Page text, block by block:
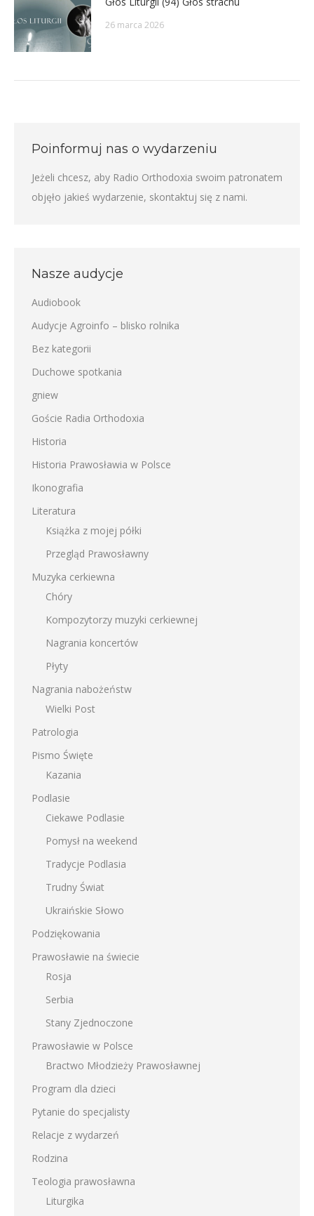
26 marca 2026
Poinformuj nas o wydarzeniu
Jeżeli chcesz, aby Radio Orthodoxia swoim patronatem
objęło jakieś wydarzenie, skontaktuj się z nami.
Nasze audycje
Audiobook
Audycje Agroinfo – blisko rolnika
Bez kategorii
Duchowe spotkania
gniew
Goście Radia Orthodoxia
Historia
Historia Prawosławia w Polsce
Ikonografia
Literatura
Książka z mojej półki
Przegląd Prawosławny
Muzyka cerkiewna
Chóry
Kompozytorzy muzyki cerkiewnej
Nagrania koncertów
Płyty
Nagrania nabożeństw
Wielki Post
Patrologia
Pismo Święte
Kazania
Podlasie
Ciekawe Podlasie
Pomysł na weekend
Tradycje Podlasia
Trudny Świat
Ukraińskie Słowo
Podziękowania
Prawosławie na świecie
Rosja
Serbia
Stany Zjednoczone
Prawosławie w Polsce
Bractwo Młodzieży Prawosławnej
Program dla dzieci
Pytanie do specjalisty
Relacje z wydarzeń
Rodzina
Teologia prawosławna
Liturgika